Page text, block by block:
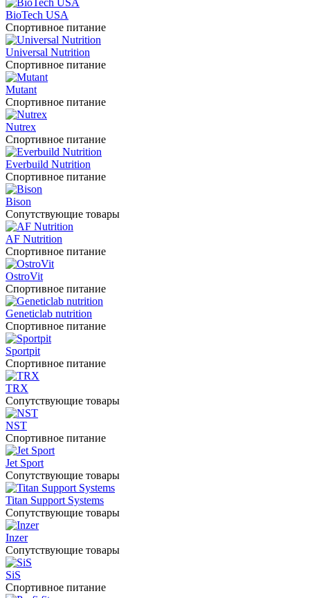
BioTech USA
Спортивное питание
Universal Nutrition
Спортивное питание
Mutant
Спортивное питание
Nutrex
Спортивное питание
Everbuild Nutrition
Спортивное питание
Bison
Сопутствующие товары
AF Nutrition
Спортивное питание
OstroVit
Спортивное питание
Geneticlab nutrition
Спортивное питание
Sportpit
Спортивное питание
TRX
Сопутствующие товары
NST
Спортивное питание
Jet Sport
Сопутствующие товары
Titan Support Systems
Сопутствующие товары
Inzer
Сопутствующие товары
SiS
Спортивное питание